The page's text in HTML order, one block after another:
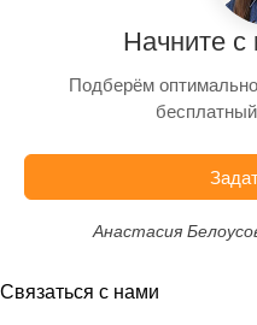
Начните с
Подберём
Анастасия
Связаться с нами